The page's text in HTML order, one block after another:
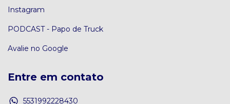
Instagram
PODCAST - Papo de Truck
Avalie no Google
Entre em contato
5531992228430